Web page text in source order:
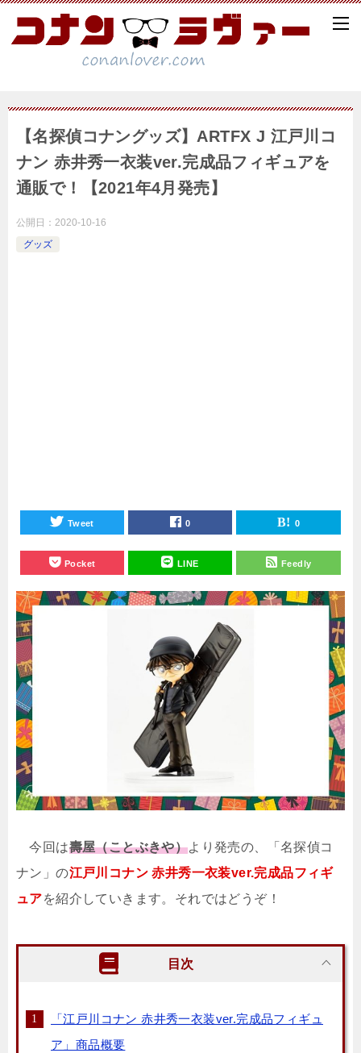
【名探偵コナングッズ】ARTFX J 江戸川コ
ナン 赤井秀一衣装ver.完成品フィギュアを
通販で！【2021年4月発売】
公開日： 2020-10-16
グッズ
Tweet 0 0
Pocket LINE Feedly
今回は壽屋（ことぶきや）より発売の、「名探偵コ
ナン」の江戸川コナン 赤井秀一衣装ver.完成品フィギ
ュアを紹介していきます。それではどうぞ！
目次
「江戸川コナン 赤井秀一衣装ver.完成品フィギュ
ア」商品概要